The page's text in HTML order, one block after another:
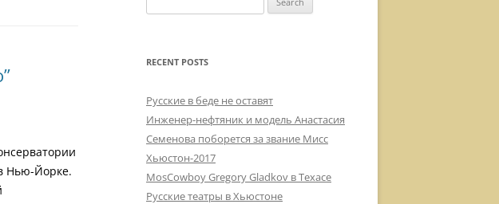
Нью-Йорке.
for:
RECENT POSTS
Русские в беде не оставят
Инженер-нефтяник и модель Анастасия
Семенова поборется за звание Мисс
Хьюстон-2017
MosCowboy Gregory Gladkov в Техасе
Русские театры в Хьюстоне